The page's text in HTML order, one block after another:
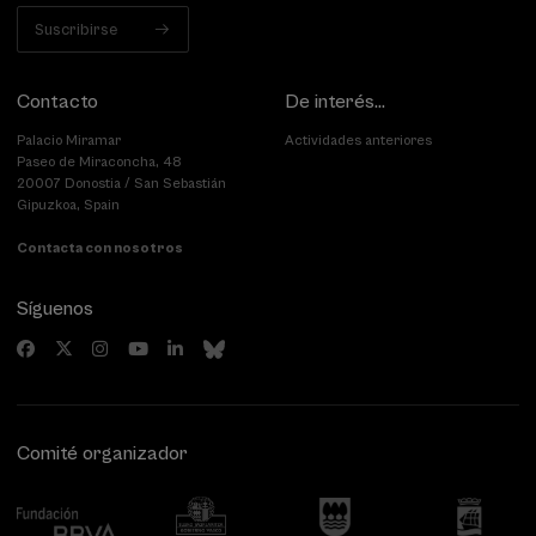
Suscribirse
Contacto
Palacio Miramar
Paseo de Miraconcha, 48
20007 Donostia / San Sebastián
Gipuzkoa, Spain
Contacta con nosotros
De interés...
Actividades anteriores
Síguenos
Comité organizador